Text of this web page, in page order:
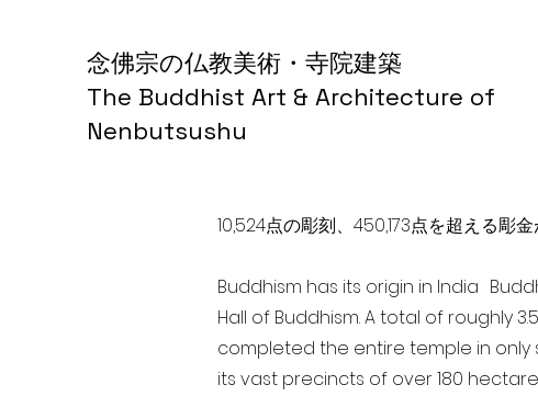
念佛宗の仏教美術・寺院建築
The Buddhist Art & Architecture of
Nenbutsushu
10,524点の彫刻、450,173点を超える彫
Buddhism has its origin in India
Hall of Buddhism. A total of roughly
completed the entire temple in only
its vast precincts of over 180